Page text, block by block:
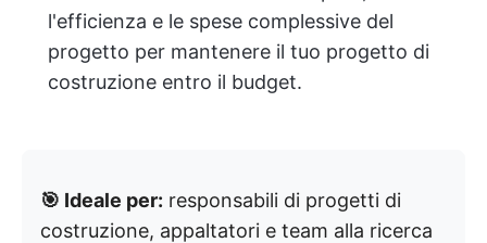
l'efficienza e le spese complessive del
progetto per mantenere il tuo progetto di
costruzione entro il budget.
🎯 Ideale per: responsabili di progetti di
costruzione, appaltatori e team alla ricerca